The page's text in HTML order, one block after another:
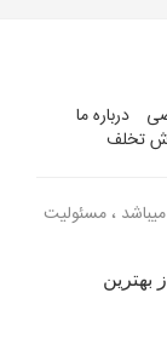
بهترین
درباره ما
تخلف
، مسئولیت